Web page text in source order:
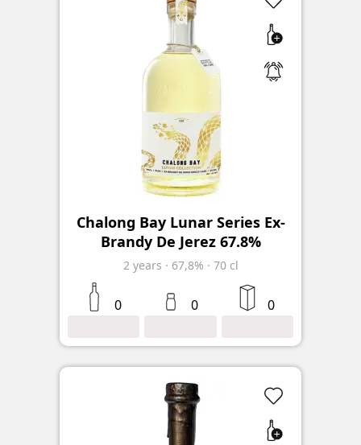
Chalong Bay Lunar Series Ex-
Brandy De Jerez 67.8%
2 years · 67,8% · 70 cl
0 0 0